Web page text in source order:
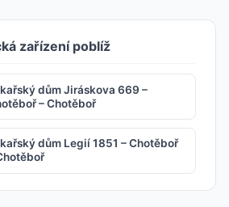
zařízení poblíž
dům Jiráskova 669 –
– Chotěboř
dům Legií 1851 – Chotěboř